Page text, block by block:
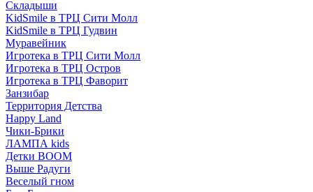
Складыши
KidSmile в ТРЦ Сити Молл
KidSmile в ТРЦ Гудвин
Муравейник
Игротека в ТРЦ Сити Молл
Игротека в ТРЦ Остров
Игротека в ТРЦ Фаворит
Занзибар
Территория Детства
Happy Land
Чики-Брики
ЛАМПА kids
Детки BOOM
Выше Радуги
Веселый гном